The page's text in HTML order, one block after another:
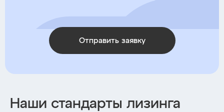
Отправить заявку
Наши стандарты лизинга